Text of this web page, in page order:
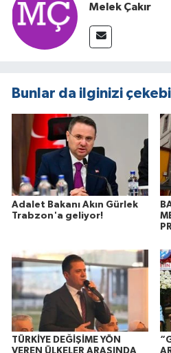
Melek Çakır
Bunlar da ilginizi
Adalet Bakanı Akın Gürlek
Trabzon'a geliyor!
TÜRKİYE DEĞİŞİME YÖN